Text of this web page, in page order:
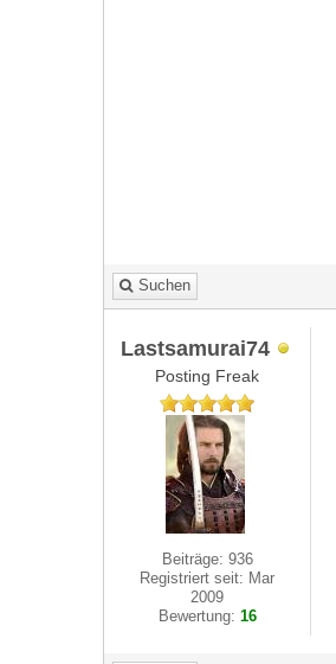
Suchen
Lastsamurai74
Posting Freak
Beiträge: 936
Registriert seit: Mar
2009
Bewertung: 16